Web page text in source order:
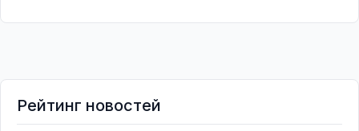
Рейтинг новостей